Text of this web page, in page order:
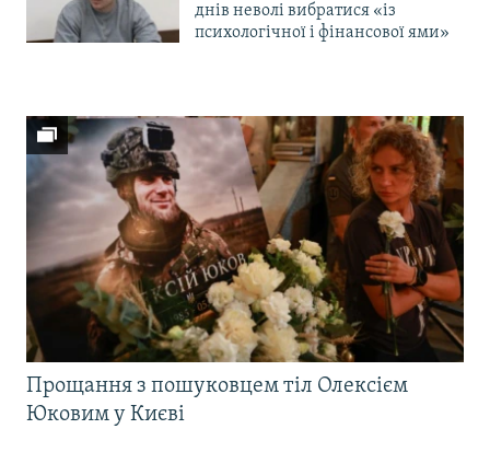
днів неволі вибратися «із
психологічної і фінансової ями»
Прощання з пошуковцем тіл Олексієм
Юковим у Києві